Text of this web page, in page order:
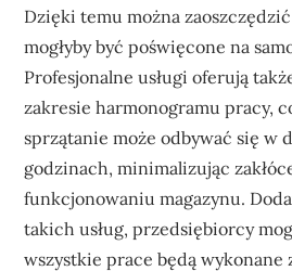
Dzięki temu można
mogłyby być poświęcone na
Profesjonalne usługi oferują
zakresie harmonogramu pracy,
sprzątanie może odbywać się w
godzinach, minimalizując
funkcjonowaniu magazynu.
takich usług, przedsiębiorcy
wszystkie prace będą wykonane